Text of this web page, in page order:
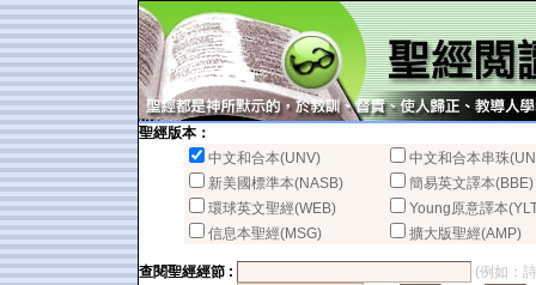
聖經版本：
中文和合本(UNV)
中文和合本串珠
新美國標準本(NASB)
簡易英文譯本(BBE)
環球英文聖經(WEB)
Young原意譯本
信息本聖經(MSG)
擴大版聖經(AMP)
查閱聖經經節 :
(例如：